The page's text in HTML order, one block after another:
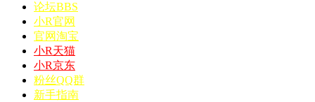
论坛BBS
小R官网
官网淘宝
小R天猫
小R京东
粉丝QQ群
新手指南